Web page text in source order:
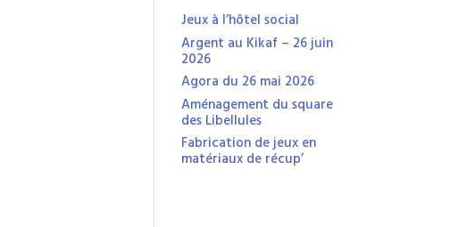
Jeux à l’hôtel social
Argent au Kikaf – 26 juin
2026
Agora du 26 mai 2026
Aménagement du square
des Libellules
Fabrication de jeux en
matériaux de récup’